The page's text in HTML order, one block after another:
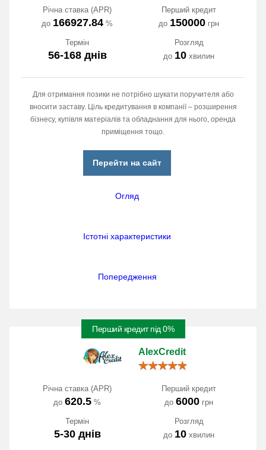
Річна ставка (APR)
до 166927.84 %
Перший кредит
до 150000 грн
Термін
56-168 днів
Розгляд
до 10 хвилин
Для отримання позики не потрібно шукати поручителя або
вносити заставу. Ціль кредитування в компанії – розширення
бізнесу, купівля матеріалів та обладнання для нього, оренда
приміщення тощо.
Перейти на сайт
Огляд
Істотні характеристики
Попередження
Перший кредит під 0%
AlexCredit
Річна ставка (APR)
до 620.5 %
Перший кредит
до 6000 грн
Термін
5-30 днів
Розгляд
до 10 хвилин